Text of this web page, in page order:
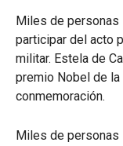
Miles de personas
participar del acto
militar. Estela de
premio Nobel de
conmemoración.
Miles de personas